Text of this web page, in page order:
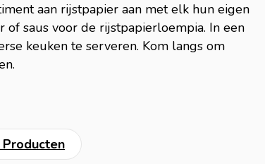
aan rijstpapier aan met elk hun eigen
saus voor de rijstpapierloempia. In een
keuken te serveren. Kom langs om
Producten